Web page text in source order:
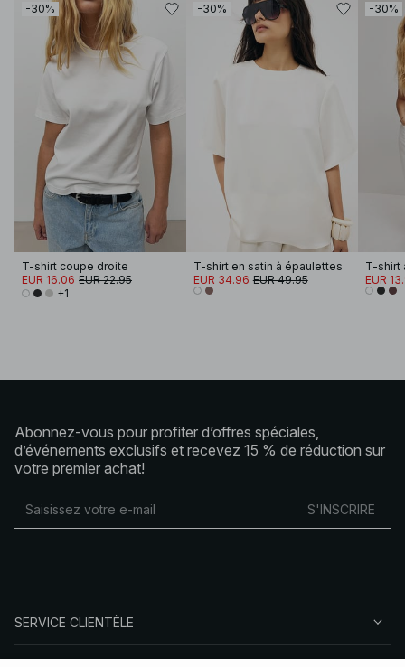
-30%
T-shirt coupe droite
EUR 16.06 EUR 22.95
+1
-30%
T-shirt en satin à épaulettes
EUR 34.96 EUR 49.95
-30%
T-shirt
EUR
Abonnez-vous pour profiter d’offres spéciales,
d’événements exclusifs et recevez 15 % de réduction sur
votre premier achat!
S'INSCRIRE
SERVICE CLIENTÈLE